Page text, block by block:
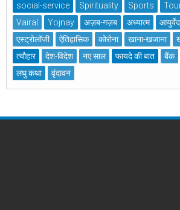
social-service
Spirituality Sports
Vairal
Yojnay अज़ब-गज़ब अध्यात्म आयुर्वेद
एस्ट्रोलॉजी
ऐतिहासिक कोरोना खाना-खजाना
त्यौहार
देश-विदेश नए साल फायदे की बात बैंक
लघु कथा
वृंदावन